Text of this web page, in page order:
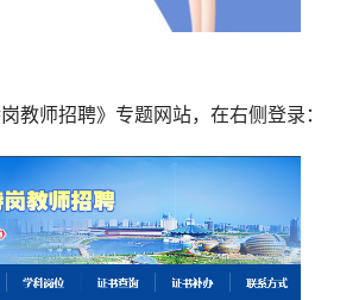
教师招聘》专题网站，在右侧登录：